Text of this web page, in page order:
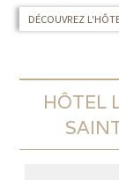
DÉCOUVREZ
HÔTEL